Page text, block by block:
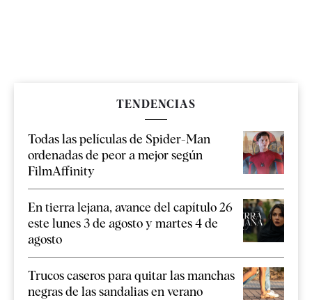
TENDENCIAS
Todas las películas de Spider-Man
ordenadas de peor a mejor según
FilmAffinity
En tierra lejana, avance del capítulo 26
este lunes 3 de agosto y martes 4 de
agosto
Trucos caseros para quitar las manchas
negras de las sandalias en verano